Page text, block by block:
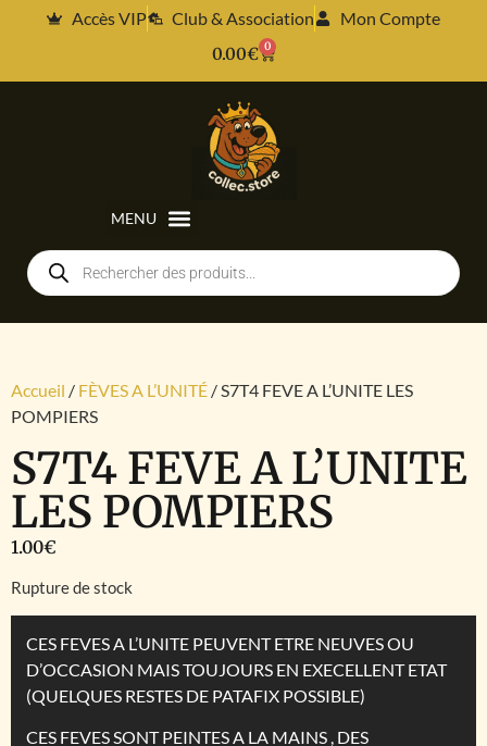
Accès VIP Club & Association
Mon Compte
0.00€ 0
Accueil / FÈVES A L’UNITÉ / S7T4 FEVE A L’UNITE LES
POMPIERS
S7T4 FEVE A L’UNITE
LES POMPIERS
1.00€
Rupture de stock
CES FEVES A L’UNITE PEUVENT ETRE NEUVES OU
D’OCCASION MAIS TOUJOURS EN EXECELLENT ETAT
(QUELQUES RESTES DE PATAFIX POSSIBLE)
CES FEVES SONT PEINTES A LA MAINS , DES